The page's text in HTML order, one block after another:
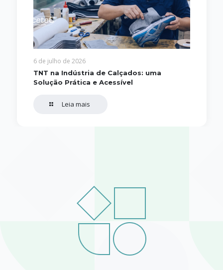
6 de julho de 2026
TNT na Indústria de Calçados: uma
Solução Prática e Acessível
Leia mais